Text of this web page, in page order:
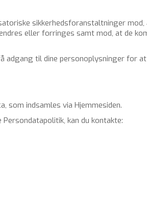
sik­ker­heds­for­an­stalt­nin­ger
eller for­rin­ges samt mod, at de
ad­gang til dine per­so­nop­lys­nin­ger for
som ind­sam­les via Hjem­mesi­den.
kan du kon­tak­te: